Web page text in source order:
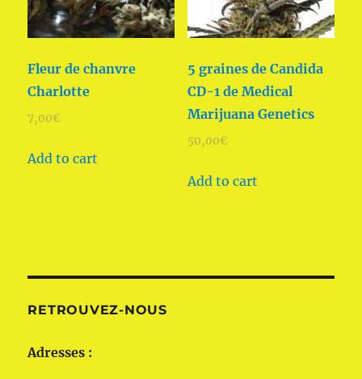
Fleur de chanvre
Charlotte
7,00€
Add to cart
5 graines de Candida
CD-1 de Medical
Marijuana Genetics
50,00€
Add to cart
RETROUVEZ-NOUS
Adresses :